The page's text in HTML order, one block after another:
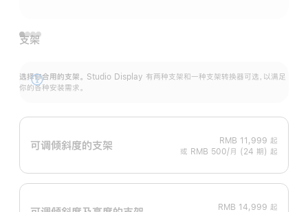
支架
选择你合用的支架。 Studio Display 有两种支架和一种支架转换器可选，以满足
你的各种安装需求。
展
可调倾斜度的支架 RMB 11,999 起
或 RMB 500/月 (24 期) 起
RMB 14,999 起